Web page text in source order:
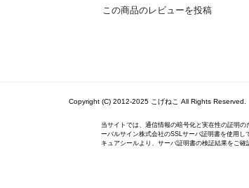
この商品のレビューを投稿
Copyright (C) 2012-2025 こげねこ All Rights Reserved.
当サイトでは、通信情報の暗号化と実在性の証明の
ーバルサイン株式会社のSSLサーバ証明書を使用し
キュアシールより、サーバ証明書の検証結果をご確